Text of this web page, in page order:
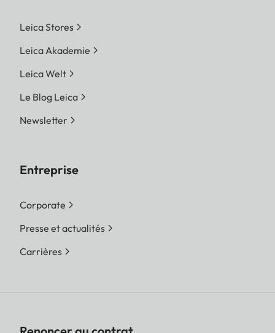
Leica Stores
Leica Akademie
Leica Welt
Le Blog Leica
Newsletter
Entreprise
Corporate
Presse et actualités
Carrières